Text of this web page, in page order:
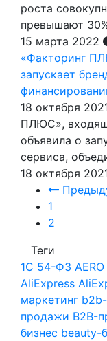
роста
превышают
15 марта 2022
«Факторинг
запускает
18 октября
ПЛЮС»,
объявила о
сервиса,
18 октября
1
2
Теги
1С 54-ФЗ AERO
AliExpress
маркетинг
продажи B2B-
бизнес beauty-